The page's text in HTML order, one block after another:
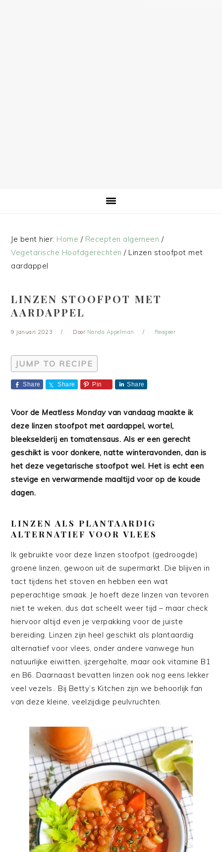
Je bent hier: Home / Recepten algemeen /
Vegetarische Hoofdgerechten /Linzen stoofpot met
aardappel
LINZEN STOOFPOT MET
AARDAPPEL
9 januari 2023 Door Nanda Appelman Reageer
JUMP TO RECIPE
Share Share Pin Share
Voor de Meatless Mondayvan vandaag maakte ik
deze linzen stoofpot met aardappel, wortel,
bleekselderij en tomatensaus. Als er een gerecht
geschikt is voor donkere, natte winteravonden, dan is
het deze vegetarische stoofpot wel. Het is echt een
stevige en verwarmende maaltijd voor op de koude
dagen.
LINZEN ALS PLANTAARDIG
ALTERNATIEF VOOR VLEES
Ik gebruikte voor deze linzen stoofpot (gedroogde)
groene linzen, gewoon uit de supermarkt. Die blijven in
tact tijdens het stoven en hebben een wat
peperachtige smaak. Je hoeft deze linzen van tevoren
niet te weken, dus dat scheelt weer tijd – maar check
hiervoor altijd even je verpakking voor de juiste
bereiding. Linzen zijn heel geschikt als plantaardig
alternatief voor vlees, onder andere vanwege hun
natuurlijke eiwitten, ijzergehalte, maar ook vitamine B1
en B6. Daarnaast bevatten linzen ook nog eens lekker
veel vezels.. Bij Betty’s Kitchen zijn we behoorlijk fan
van deze kleine, veelzijdige peulvruchten.